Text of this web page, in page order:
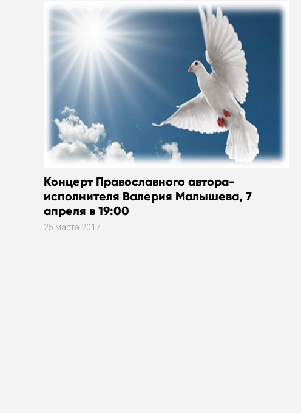
Концерт Православного автора-
исполнителя Валерия Малышева, 7
апреля в 19:00
25 марта 2017